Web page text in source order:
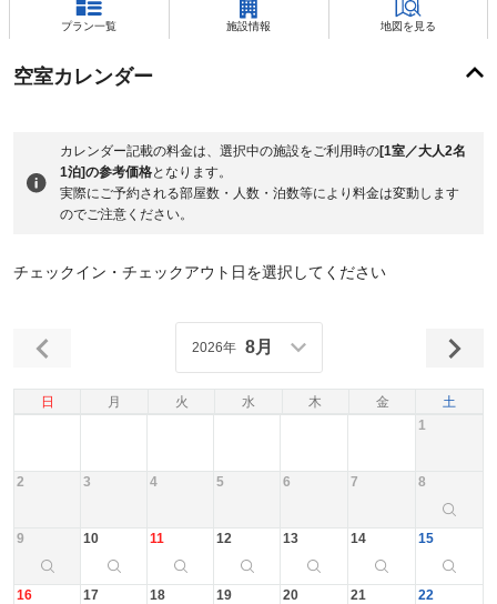
プラン一覧 施設情報 地図を見る
空室カレンダー
カレンダー記載の料金は、選択中の施設をご利用時の[1室／大人2名
1泊]の参考価格となります。
実際にご予約される部屋数・人数・泊数等により料金は変動します
のでご注意ください。
チェックイン・チェックアウト日を選択してください
日 月 火 水 木 金 土
2026年 8月
1
2 3 4 5 6 7 8
9 10 11 12 13 14 15
16 17 18 19 20 21 22